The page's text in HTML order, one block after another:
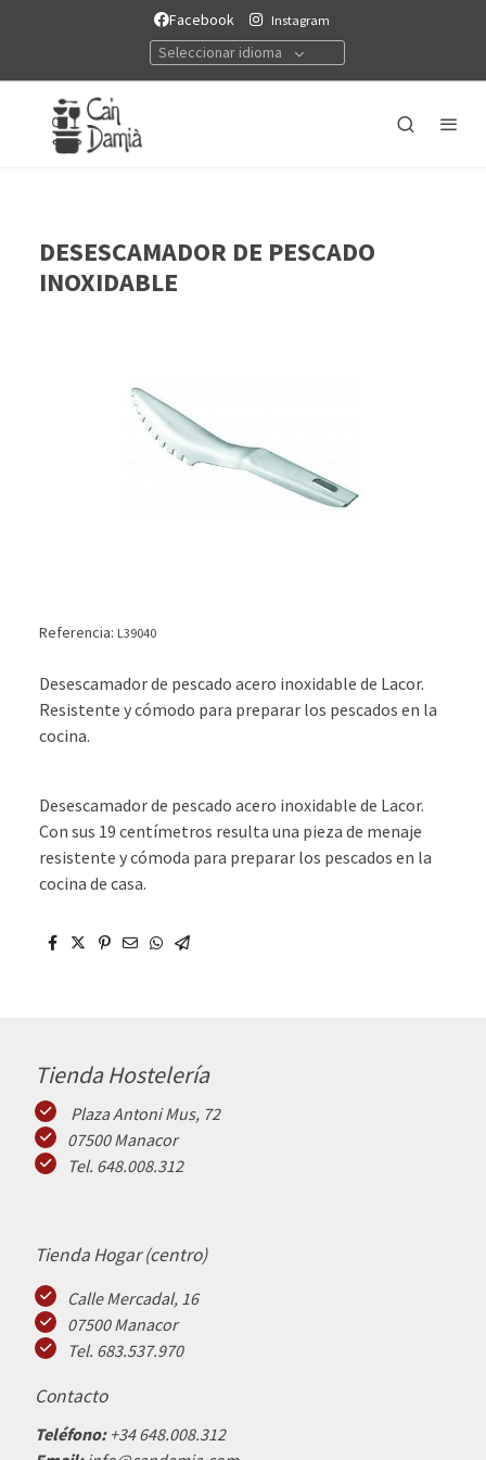
Facebook Instagram
Seleccionar idioma
DESESCAMADOR DE PESCADO
INOXIDABLE
Referencia: L39040
Desescamador de pescado acero inoxidable de Lacor.
Resistente y cómodo para preparar los pescados en la
cocina.
Desescamador de pescado acero inoxidable de Lacor.
Con sus 19 centímetros resulta una pieza de menaje
resistente y cómoda para preparar los pescados en la
cocina de casa.
Tienda Hostelería
Plaza Antoni Mus, 72
07500 Manacor
Tel. 648.008.312
Tienda Hogar (centro)
Calle Mercadal, 16
07500 Manacor
Tel. 683.537.970
Contacto
Teléfono: +34 648.008.312